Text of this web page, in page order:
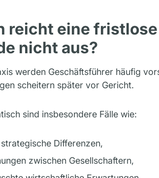
reicht eine
nicht aus?
werden Geschäftsführer häufig
scheitern später vor Gericht.
sind insbesondere Fälle wie:
Differenzen,
zwischen Gesellschaftern,